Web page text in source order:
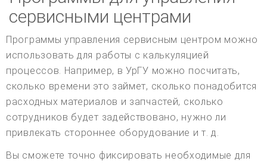
сервисными центрами
Программы управления сервисным центром можно
использовать для работы с калькуляцией
процессов. Например, в УрГУ можно посчитать,
сколько времени это займет, сколько понадобится
расходных материалов и запчастей, сколько
сотрудников будет задействовано, нужно ли
привлекать стороннее оборудование и т. д.
Вы сможете точно фиксировать необходимые для